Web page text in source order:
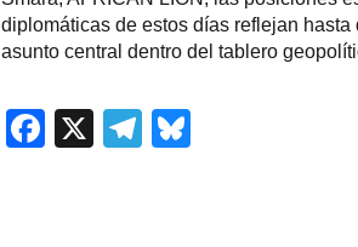
diplomáticas de estos días reflejan
asunto central dentro del tablero
Facebook
X Telegram